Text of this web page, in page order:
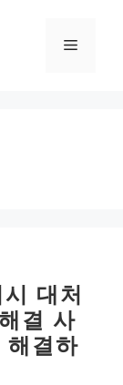
메
대처
결 사
해결하